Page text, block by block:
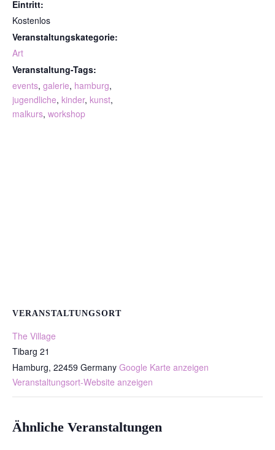
Eintritt:
Kostenlos
Veranstaltungskategorie:
Art
Veranstaltung-Tags:
events, galerie, hamburg,
jugendliche, kinder, kunst,
malkurs, workshop
VERANSTALTUNGSORT
The Village
Tibarg 21
Hamburg, 22459 Germany Google Karte anzeigen
Veranstaltungsort-Website anzeigen
Ähnliche Veranstaltungen